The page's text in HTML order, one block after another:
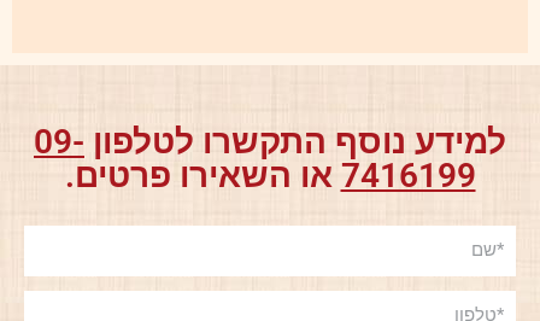
למידע נוסף התקשרו לטלפון 09-
7416199 או השאירו פרטים.